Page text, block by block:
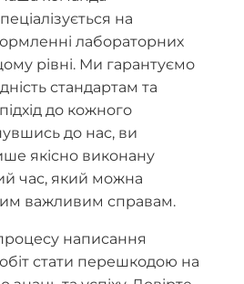
на
лабораторних
рівні. Ми гарантуємо
стандартам та
до кожного
до нас, ви
якісно виконану
час, який можна
важливим справам.
написання
стати перешкодою на